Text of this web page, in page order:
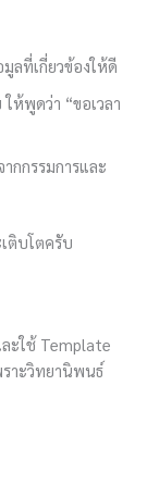
ลที่เกี่ยวข้องให้ดี
ห้พูดว่า “ขอเวลา
กกรรมการและ
ติบโตครับ
ะใช้ Template
าะวิทยานิพนธ์